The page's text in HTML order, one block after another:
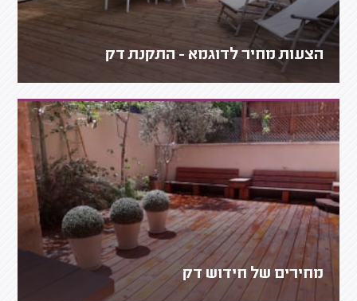
הצעות מחיר לדוגמא - התקנת דק
מחירים של חידוש דק